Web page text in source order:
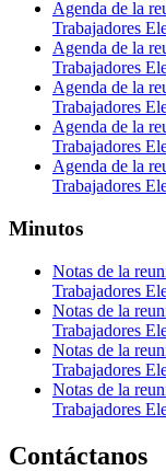
Agenda de la
Trabajadores
Agenda de la
Trabajadores
Agenda de la
Trabajadores
Agenda de la
Trabajadores
Agenda de la
Trabajadores
Minutos
Notas de la
Trabajadores
Notas de la
Trabajadores
Notas de la
Trabajadores
Notas de la
Trabajadores
Contáctanos